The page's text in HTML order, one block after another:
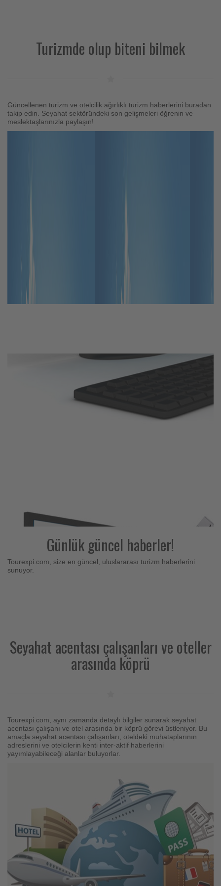
ediyor!
Turizmde olup biteni bilmek
Güncellenen turizm ve otelcilik ağırlıklı turizm haberlerini buradan
takip edin. Seyahat sektöründeki son gelişmeleri öğrenin ve
meslektaşlarınızla paylaşın!
Günlük güncel haberler!
Tourexpi.com, size en güncel, uluslararası turizm haberlerini
sunuyor.
Seyahat acentası çalışanları ve oteller
arasında köprü
Tourexpi.com, aynı zamanda detaylı bilgiler sunarak seyahat
acentası çalışanı ve otel arasında bir köprü görevi üstleniyor. Bu
amaçla seyahat acentası çalışanları, oteldeki muhataplarının
adreslerini ve otelcilerin kenti inter-aktif haberlerini
yayımlayabileceği alanlar buluyorlar.